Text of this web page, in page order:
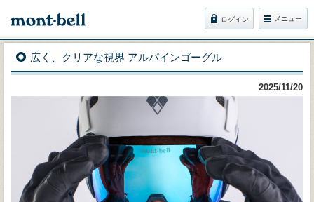
ログイン メニュー
広く、クリアな視界 アルパインゴーグル
2025/11/20